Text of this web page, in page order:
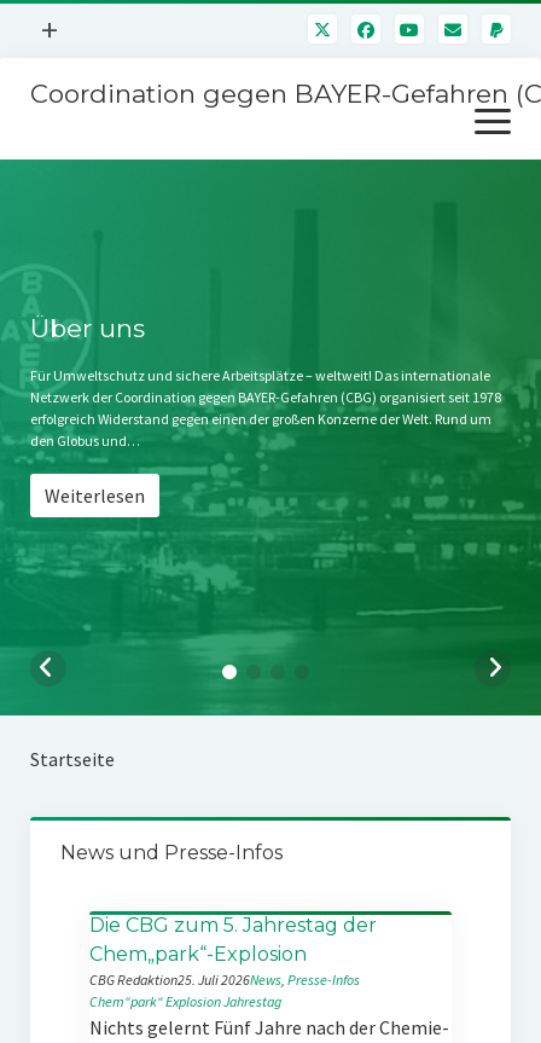
Menü
+
Mitmachen
Kontakt
Impressum
Störfälle
Coordination gegen BAYER-Gefahren
Menü
öffnen
Stichwort BAYER
Jahrestagung
SPENDEN
Über uns
Für Umweltschutz und sichere Arbeitsplätze – weltweit! Das internationale
Netzwerk der Coordination gegen BAYER-Gefahren (CBG) organisiert seit 1978
erfolgreich Widerstand gegen einen der großen Konzerne der Welt. Rund um
den Globus und…
Weiterlesen
Startseite
News und Presse-Infos
Die CBG zum 5. Jahrestag der
Chem„park“-Explosion
CBG Redaktion25. Juli 2026News, Presse-Infos
Chem“park“ExplosionJahrestag
Nichts gelernt Fünf Jahre nach der Chemie-